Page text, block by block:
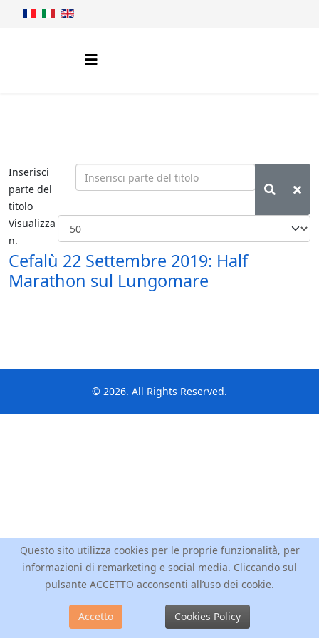
Inserisci
parte del
titolo
Visualizza
n.
Cefalù 22 Settembre 2019: Half
Marathon sul Lungomare
© 2026. All Rights Reserved.
Questo sito utilizza cookies per le proprie funzionalità, per
informazioni di remarketing e social media. Cliccando sul
pulsante ACCETTO acconsenti all’uso dei cookie.
Accetto Cookies Policy